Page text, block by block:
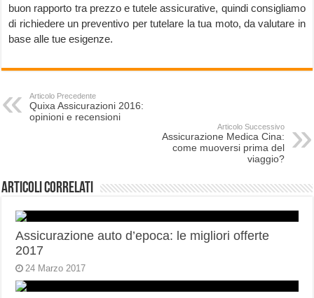
buon rapporto tra prezzo e tutele assicurative, quindi consigliamo
di richiedere un preventivo per tutelare la tua moto, da valutare in
base alle tue esigenze.
Articolo Precedente
Quixa Assicurazioni 2016:
opinioni e recensioni
Articolo Successivo
Assicurazione Medica Cina:
come muoversi prima del
viaggio?
Articoli correlati
Assicurazione auto d’epoca: le migliori offerte
2017
24 Marzo 2017